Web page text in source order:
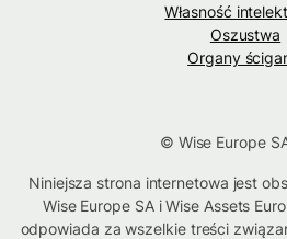
Własność
Oszustwa
Organy
© Wise Europe
Niniejsza strona internetowa jest
Wise Europe SA i Wise Assets
odpowiada za wszelkie treści